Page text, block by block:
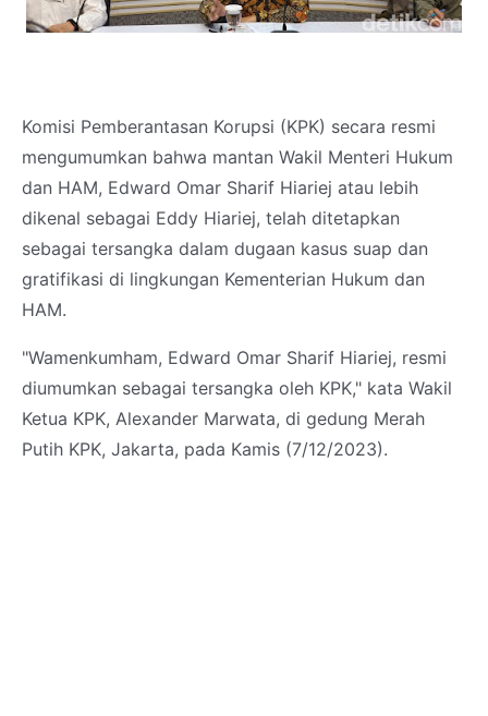
Komisi Pemberantasan Korupsi (KPK) secara resmi
mengumumkan bahwa mantan Wakil Menteri Hukum
dan HAM, Edward Omar Sharif Hiariej atau lebih
dikenal sebagai Eddy Hiariej, telah ditetapkan
sebagai tersangka dalam dugaan kasus suap dan
gratifikasi di lingkungan Kementerian Hukum dan
HAM.
"Wamenkumham, Edward Omar Sharif Hiariej, resmi
diumumkan sebagai tersangka oleh KPK," kata Wakil
Ketua KPK, Alexander Marwata, di gedung Merah
Putih KPK, Jakarta, pada Kamis (7/12/2023).